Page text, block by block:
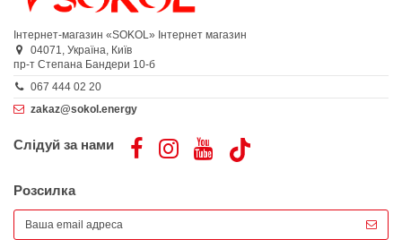
Інтернет-магазин «SOKOL» Інтернет магазин
04071, Україна, Київ
пр-т Степана Бандери 10-б
067 444 02 20
zakaz@sokol.energy
Слідуй за нами
Розсилка